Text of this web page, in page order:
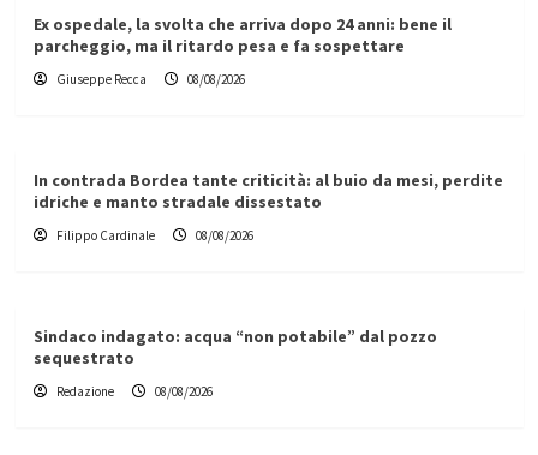
Ex ospedale, la svolta che arriva dopo 24 anni: bene il
parcheggio, ma il ritardo pesa e fa sospettare
Giuseppe Recca 08/08/2026
In contrada Bordea tante criticità: al buio da mesi, perdite
idriche e manto stradale dissestato
Filippo Cardinale 08/08/2026
Sindaco indagato: acqua “non potabile” dal pozzo
sequestrato
Redazione 08/08/2026